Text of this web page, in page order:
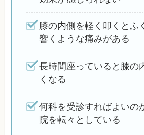
膝の内側を軽く叩くとふ
響くような痛みがある
長時間座っていると膝の
くなる
何科を受診すればよいの
院を転々としている